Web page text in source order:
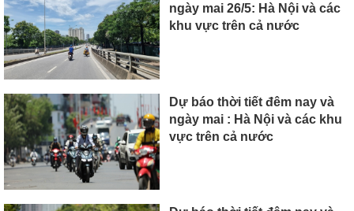
ngày mai 26/5: Hà Nội và các
khu vực trên cả nước
Dự báo thời tiết đêm nay và
ngày mai : Hà Nội và các khu
vực trên cả nước